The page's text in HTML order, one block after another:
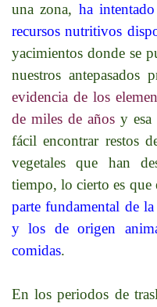
una zona, ha
recursos nutritivos
yacimientos donde se
nuestros antepasados
evidencia de los
de miles de añosy esa
fácil encontrar restos
vegetales que han
tiempo, lo cierto es
parte fundamental de
y los de origen
comidas.
En los periodos de